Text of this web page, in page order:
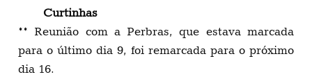
Curtinhas
** Reunião com a Perbras, que estava marcada
para o último dia 9, foi remarcada para o próximo
dia 16.